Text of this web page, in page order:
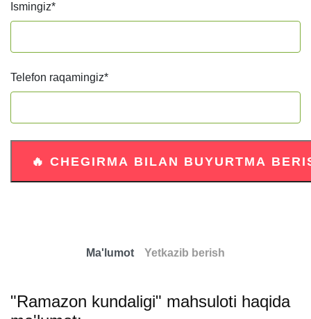
Ismingiz*
Telefon raqamingiz*
Ma'lumot Yetkazib berish
"Ramazon kundaligi" mahsuloti haqida